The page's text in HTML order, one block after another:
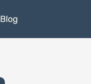
Blog